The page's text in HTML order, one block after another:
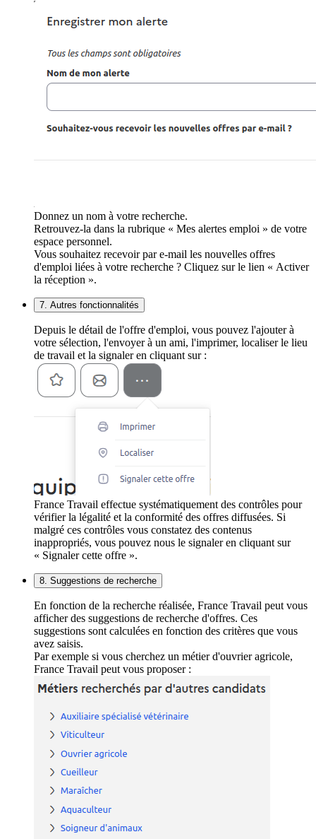
Donnez un nom à votre recherche.
Retrouvez-la dans la rubrique « Mes alertes emploi » de votre
espace personnel.
Vous souhaitez recevoir par e-mail les nouvelles offres
d'emploi liées à votre recherche ? Cliquez sur le lien « Activer
la réception ».
7. Autres fonctionnalités
Depuis le détail de l'offre d'emploi, vous pouvez l'ajouter à
votre sélection, l'envoyer à un ami, l'imprimer, localiser le lieu
de travail et la signaler en cliquant sur :
France Travail effectue systématiquement des contrôles pour
vérifier la légalité et la conformité des offres diffusées. Si
malgré ces contrôles vous constatez des contenus
inappropriés, vous pouvez nous le signaler en cliquant sur
« Signaler cette offre ».
8. Suggestions de recherche
En fonction de la recherche réalisée, France Travail peut vous
afficher des suggestions de recherche d'offres. Ces
suggestions sont calculées en fonction des critères que vous
avez saisis.
Par exemple si vous cherchez un métier d'ouvrier agricole,
France Travail peut vous proposer :